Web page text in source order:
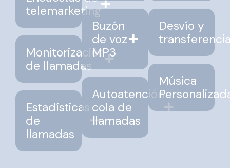
telemarketing
Monitorización
de llamadas
Estadísticas
de
llamadas
Buzón
de voz
MP3
Autoatención
cola de
llamadas
Desvío y
Música